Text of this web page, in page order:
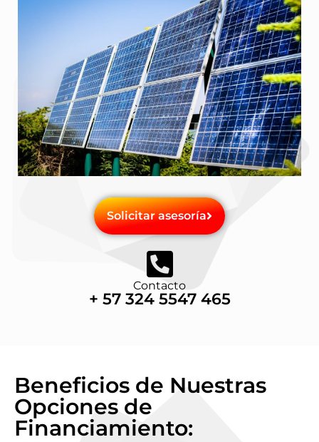
Solicitar asesoría
Contacto
+ 57 324 5547 465
Beneficios de Nuestras
Opciones de
Financiamiento: